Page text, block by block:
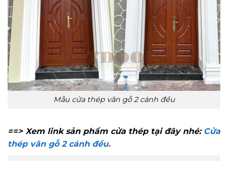
Mẫu cửa thép vân gỗ 2 cánh đều
==> Xem link sản phẩm cửa thép tại đây nhé: Cửa
thép vân gỗ 2 cánh đều.